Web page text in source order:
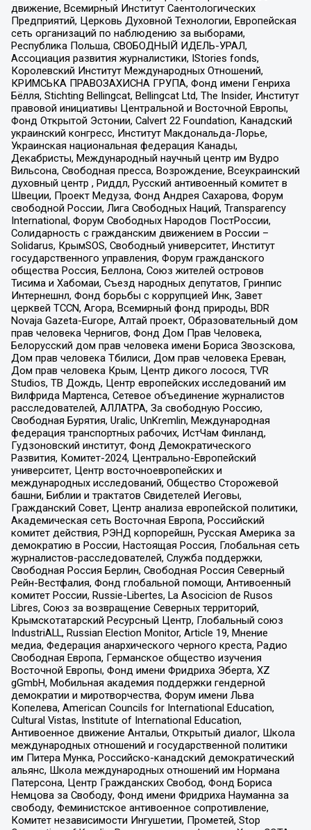
движение, Всемирный Институт Саентологических
Предприятий, Церковь Духовной Технологии, Европейская
сеть организаций по наблюдению за выборами,
Республика Польша, СВОБОДНЫЙ ИДЕЛЬ-УРАЛ,
Ассоциация развития журналистики, IStories fonds,
Королевский Институт Международных Отношений,
КРИМСЬКА ПРАВОЗАХИСНА ГРУПА, Фонд имени Генриха
Бёлля, Stichting Bellingcat, Bellingcat Ltd, The Insider, Институт
правовой инициативы Центральной и Восточной Европы,
Фонд Открытой Эстонии, Calvert 22 Foundation, Канадский
украинский конгресс, Институт Макдональда-Лорье,
Украинская национальная федерация Канады,
Декабристы, Международный научный центр им Вудро
Вильсона, Свободная пресса, Возрождение, Всеукраинский
духовный центр , Риддл, Русский антивоенный комитет в
Швеции, Проект Медуза, Фонд Андрея Сахарова, Форум
свободной России, Лига Свободных Наций, Transparеncy
International, Форум Свободных Народов ПостРоссии,
Солидарность с гражданским движением в России –
Solidarus, КрымSOS, Свободный университет, Институт
государственного управления, Форум гражданского
общества Россия, Беллона, Союз жителей островов
Тисима и Хабомаи, Съезд народных депутатов, Гринпис
Интернешнл, Фонд борьбы с коррупцией Инк, Завет
церквей TCCN, Агора, Всемирный фонд природы, BDR
Novaja Gazeta-Europe, Алтай проект, Образовательный дом
прав человека Чернигов, Фонд Дом Прав Человека,
Белорусский дом прав человека имени Бориса Звозскова,
Дом прав человека Тбилиси, Дом прав человека Ереван,
Дом прав человека Крым, Центр дикого лосося, TVR
Studios, ТВ Дождь, Центр европейских исследований им
Вилфрида Мартенса, Сетевое объединение журналистов
расследователей, АЛЛАТРА, За свободную Россию,
Свободная Бурятия, Uralic, UnKremlin, Международная
федерация транспортных рабочих, ИстЧам Финланд,
Гудзоновский институт, Фонд Демократического
Развития, Комитет-2024, Центрально-Европейский
университет, Центр восточноевропейских и
международных исследований, Общество Сторожевой
башни, Библии и трактатов Свидетелей Иеговы,
Гражданский Совет, Центр анализа европейской политики,
Академическая сеть Восточная Европа, Российский
комитет действия, РЭНД корпорейшн, Русская Америка за
демократию в России, Настоящая Россия, Глобальная сеть
журналистов-расследователей, Служба поддержки,
Свободная Россия Берлин, Свободная Россия Северный
Рейн-Вестфалия, Фонд глобальной помощи, Антивоенный
комитет России, Russie-Libertes, La Asocicion de Rusos
Libres, Союз за возвращение Северных территорий,
Крымскотатарский Ресурсный Центр, Глобальный союз
IndustriALL, Russian Election Monitor, Article 19, Мнение
медиа, Федерация анархического черного креста, Радио
Свободная Европа, Германское общество изучения
Восточной Европы, Фонд имени Фридриха Эберта, XZ
gGmbH, Мобильная академия поддержки гендерной
демократии и миротворчества, Форум имени Льва
Копелева, American Councils for International Education,
Cultural Vistas, Institute of International Education,
Антивоенное движение Антальи, Открытый диалог, Школа
международных отношений и государственной политики
им Питера Мунка, Российско-канадский демократический
альянс, Школа международных отношений им Нормана
Патерсона, Центр Гражданских Свобод, Фонд Бориса
Немцова за Свободу, Фонд имени Фридриха Науманна за
свободу, Феминистское антивоенное сопротивление,
Комитет независимости Ингушетии, Прометей, Stop